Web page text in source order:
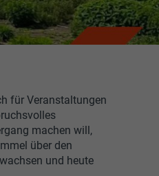
für Veranstaltungen
machen will,
über den
und heute